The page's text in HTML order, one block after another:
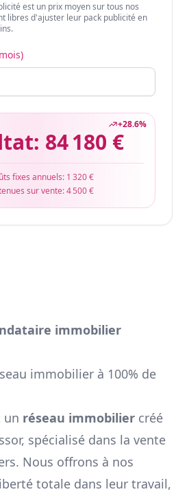
est un prix moyen sur tous nos
libres d'ajuster leur pack publicité en
+28.6%
84 180 €
fixes annuels: 1 320 €
sur vente:4 500 €
immobilier
immobilier à 100% de
un réseau immobilier créé
spécialisé dans la vente
Nous offrons à nos
totale dans leur travail,